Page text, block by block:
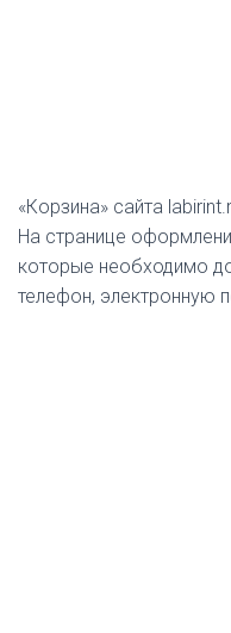
«Корзина» сайта
На странице
которые необходимо
телефон, электронную